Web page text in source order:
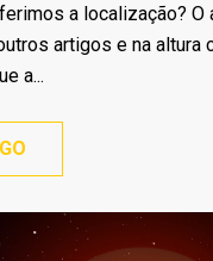
a localização? O
artigos e na altura
a...